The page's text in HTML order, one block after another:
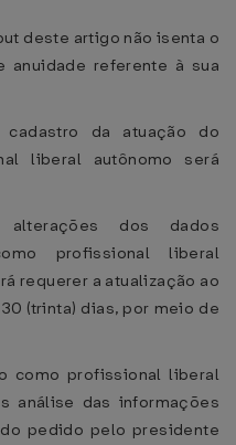
deste artigo não isenta o
anuidade referente à sua
da atuação do
liberal autônomo será
alterações dos dados
profissional liberal
requerer a atualização ao
(trinta) dias, por meio de
como profissional liberal
análise das informações
pedido pelo presidente